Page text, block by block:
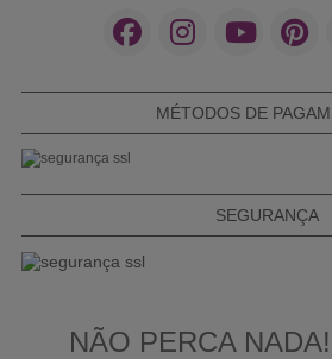
MÉTODOS DE
SEGURANÇA